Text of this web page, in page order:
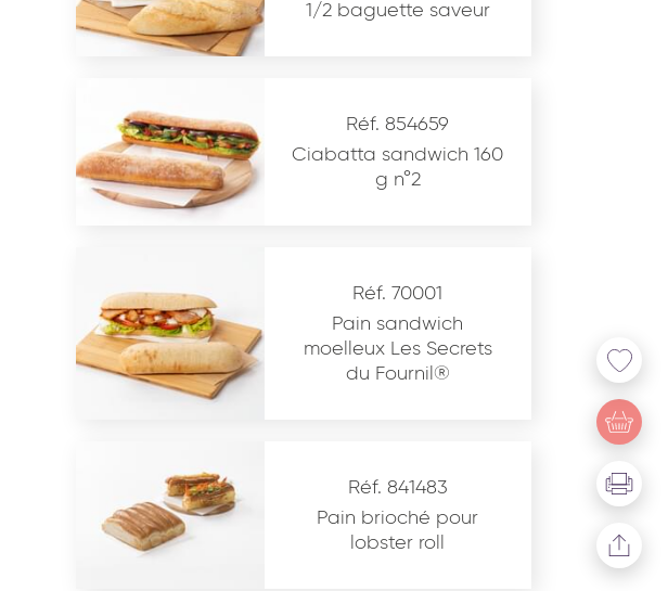
* Champs obligatoires
du site www.coupdepates.fr
1/2 baguette saveur
Réf. 854659
Ciabatta sandwich 160
g n°2
Réf. 70001
Pain sandwich
moelleux Les Secrets
du Fournil®
Réf. 841483
Pain brioché pour
lobster roll